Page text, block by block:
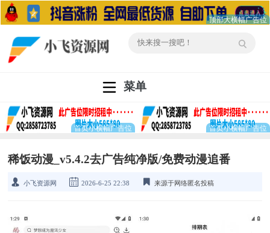
菜单
稀饭动漫_v5.4.2去广告纯净版/免费动漫追番
小飞资源网 2026-6-25 22:38 来源于网络匿名投稿